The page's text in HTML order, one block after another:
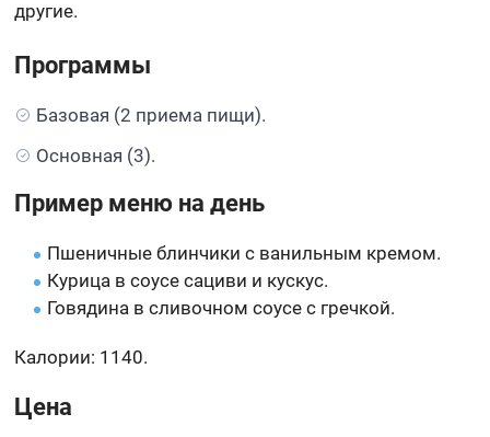
другие.
Программы
Базовая (2 приема пищи).
Основная (3).
Пример меню на день
Пшеничные блинчики с ванильным кремом.
Курица в соусе сациви и кускус.
Говядина в сливочном соусе с гречкой.
Калории: 1140.
Цена